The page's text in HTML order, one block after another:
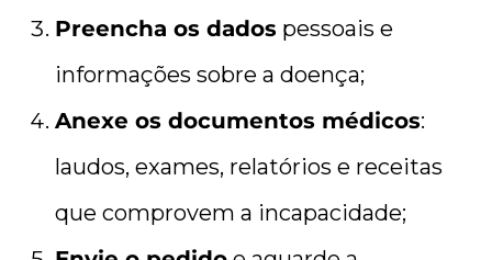
Preencha os dados pessoais e
informações sobre a doença;
Anexe os documentos médicos:
laudos, exames, relatórios e receitas
que comprovem a incapacidade;